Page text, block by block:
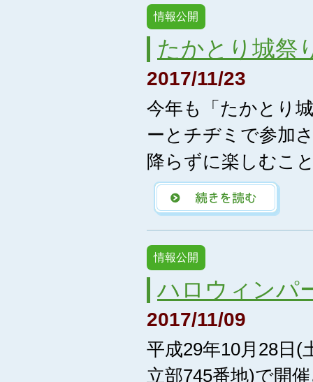
情報公開
たかとり城祭
2017/11/23
今年も「たかとり
ーとチヂミで参加
降らずに楽しむこ
情報公開
ハロウィンパ
2017/11/09
平成29年10月28日
立部745番地)で開